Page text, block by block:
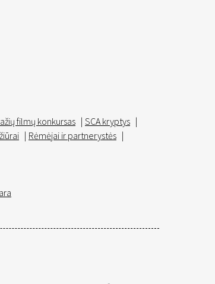
filmų konkursas | SCA kryptys |
| Rėmėjai ir partnerystės |